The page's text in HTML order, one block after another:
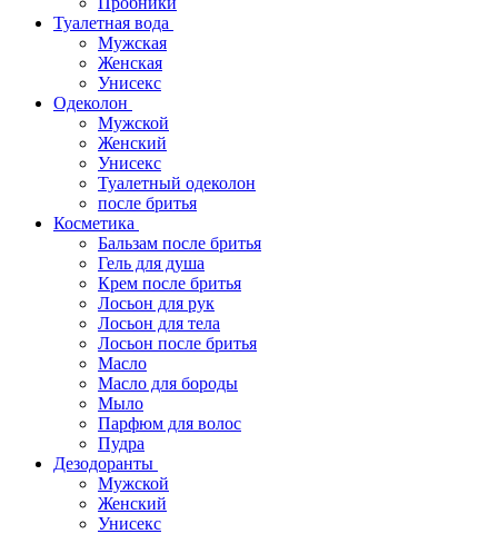
Туалетная вода
Мужская
Женская
Унисекс
Одеколон
Мужской
Женский
Унисекс
Туалетный одеколон
после бритья
Косметика
Бальзам после бритья
Гель для душа
Крем после бритья
Лосьон для рук
Лосьон для тела
Лосьон после бритья
Масло
Масло для бороды
Мыло
Парфюм для волос
Пудра
Дезодоранты
Мужской
Женский
Унисекс